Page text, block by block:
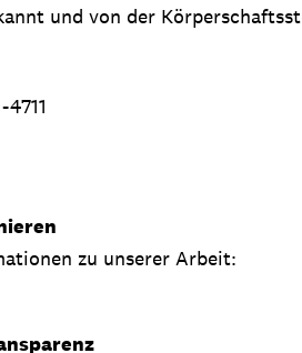
und von der
zu unserer Arbeit: